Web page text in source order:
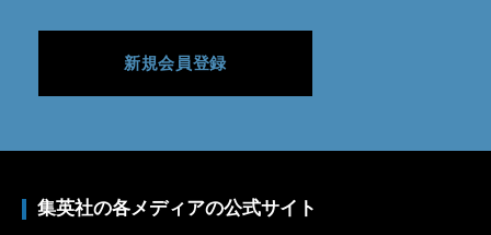
新規会員登録
集英社の各メディアの公式サイト